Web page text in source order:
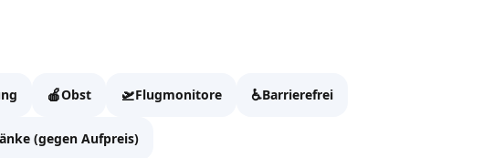
🍎Obst 🛫Flugmonitore ♿Barrierefrei
(gegen Aufpreis)